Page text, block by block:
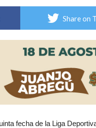
Share on
fecha de la Liga